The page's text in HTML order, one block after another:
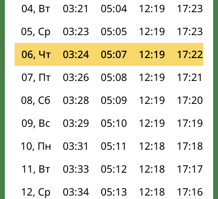
04, Вт
03:21 05:04 12:19 17:23
05, Ср
03:23 05:05 12:19 17:23
06, Чт
03:24 05:07 12:19 17:22
07, Пт
03:26 05:08 12:19 17:21
08, Сб
03:28 05:09 12:19 17:20
09, Вс
03:29 05:10 12:19 17:19
10, Пн
03:31 05:11 12:18 17:18
11, Вт
03:33 05:12 12:18 17:17
12, Ср
03:34 05:13 12:18 17:16